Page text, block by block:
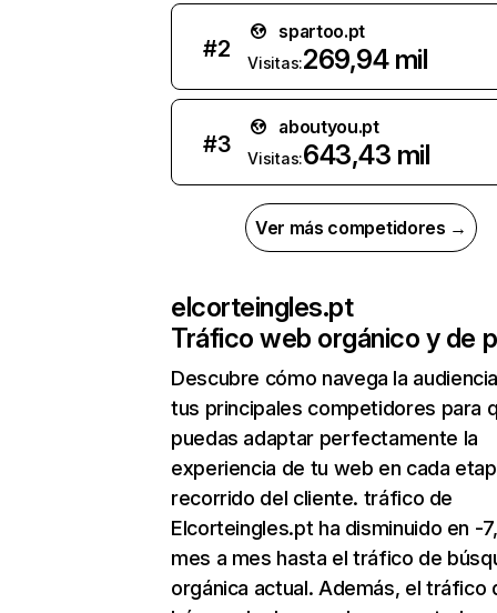
#2
spartoo.pt
Visitas:269,94 mil
#3
aboutyou.pt
Visitas:643,43 mil
Ver más competidores →
elcorteingles.pt
Tráfico web orgánico y de
Descubre cómo navega la
tus principales competidores para
puedas adaptar perfectamente la
experiencia de tu web en cada
recorrido del cliente. tráfico de
Elcorteingles.pt ha disminuido en -
mes a mes hasta el tráfico de
orgánica actual. Además, el tráfico